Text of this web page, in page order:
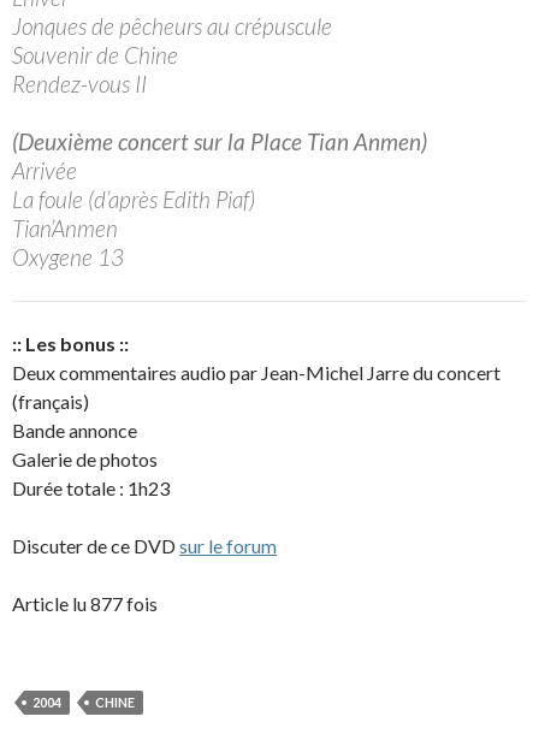
Jonques de pêcheurs au crépuscule
Souvenir de Chine
Rendez-vous II
(Deuxième concert sur la Place Tian Anmen)
Arrivée
La foule (d’après Edith Piaf)
Tian’Anmen
Oxygene 13
:: Les bonus ::
Deux commentaires audio par Jean-Michel Jarre du concert
(français)
Bande annonce
Galerie de photos
Durée totale : 1h23
Discuter de ce DVDsur le forum
Article lu 877 fois
2004 CHINE